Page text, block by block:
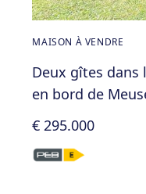
MAISON À VENDRE
Deux gîtes dans
en bord de
€ 295.000